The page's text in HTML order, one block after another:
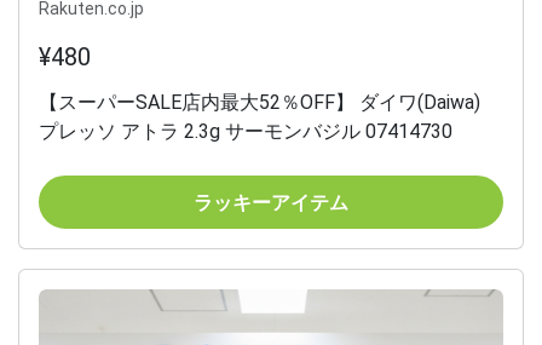
Rakuten.co.jp
¥480
【スーパーSALE店内最大52％OFF】 ダイワ(Daiwa)
プレッソ アトラ 2.3g サーモンバジル 07414730
ラッキーアイテム